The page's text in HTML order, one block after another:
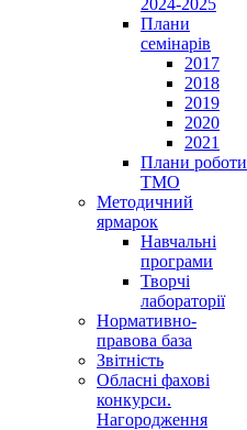
2024-2025
Плани
семінарів
2017
2018
2019
2020
2021
Плани роботи
ТМО
Методичний
ярмарок
Навчальні
програми
Творчі
лабораторії
Нормативно-
правова база
Звітність
Обласні фахові
конкурси.
Нагородження